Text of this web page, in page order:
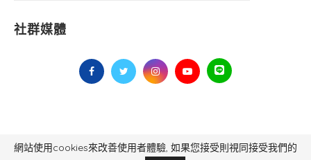
社群媒體
毅傳媒控股股份有限公司 版權所有，非經授權，不得轉載 All Right Reserved.
網站使用cookies來改善使用者體驗, 如果您接受則視同接受我們的